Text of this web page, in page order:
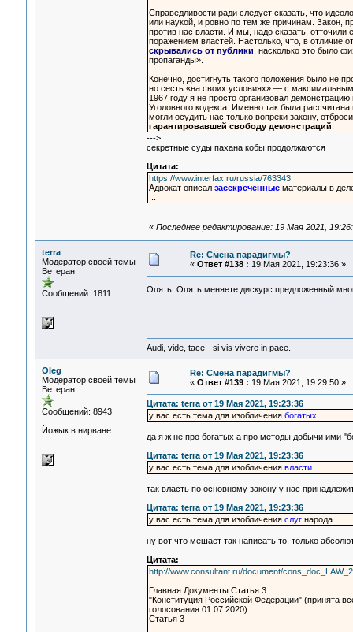
Справедливости ради следует сказать, что
или наукой, и ровно по тем же причинам. Закон,
против нас власти. И мы, надо сказать, отточили
поражением властей. Настолько, что, в отличие
скрывались от публики , насколько это было
пропаганды».
Конечно, достигнуть такого положения было не
но сесть «на своих условиях» — с
1967 году я не просто организовал
Уголовного кодекса. Именно так была
могли осудить нас только вопреки закону,
гарантировавшей свободу демонстраций
--->
секретные суды пахана кобы продолжаются
Цитата:
https://www.interfax.ru/russia/763343
Адвокат описал засекреченныематериалы в
« Последнее редактирование: 19 Мая 2021,
terra
Модератор своей темы
Ветеран
Сообщений: 1811
Re: Смена парадигмы?
« Ответ #138 : 19 Мая 2021, 19:23:36 »
Опять. Опять меняете дискурс предложенный
Audi, vide, tace - si vis vivere in pace.
Oleg
Модератор своей темы
Ветеран
Сообщений: 8943
Йожык в нирване
Re: Смена парадигмы?
« Ответ #139 : 19 Мая 2021, 19:29:50 »
Цитата: terra от 19 Мая 2021, 19:23:36
у вас есть тема для изобличения богатых
да я ж не про богатых а про методы добычи ими
Цитата: terra от 19 Мая 2021, 19:23:36
у вас есть тема для изобличения власти.
так власть по основному закону у нас
Цитата: terra от 19 Мая 2021, 19:23:36
у вас есть тема для изобличения слугнарода.
ну вот что мешает так написать то. только
Цитата:
http://www.consultant.ru/document/
Главная Документы Статья 3
"Конституция Российской Федерации" (принята
голосования 01.07.2020)
Статья 3